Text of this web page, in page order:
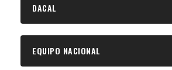
DACAL
EQUIPO NACIONAL